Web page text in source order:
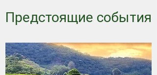
Предстоящие события